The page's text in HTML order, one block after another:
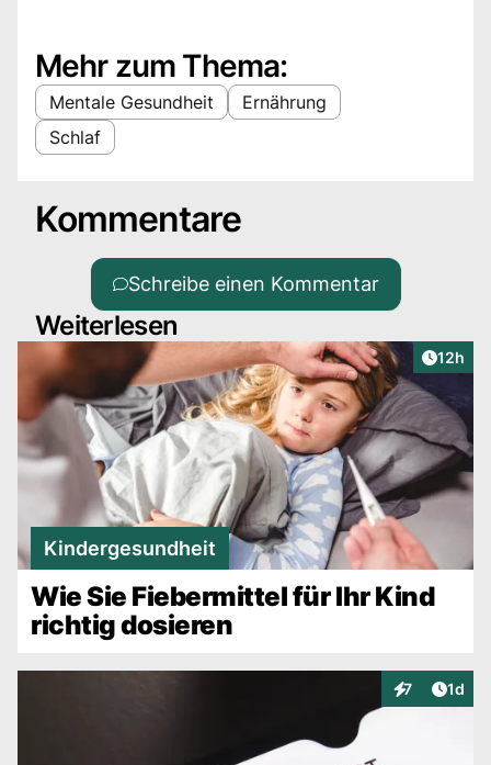
Mehr zum Thema:
Mentale Gesundheit
Ernährung
Schlaf
Kommentare
Schreibe einen Kommentar
Weiterlesen
Artikel
12h
Kindergesundheit
Wie Sie Fiebermittel für Ihr Kind
richtig dosieren
7
Interaktionen
1d